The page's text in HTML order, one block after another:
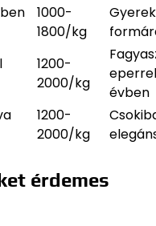
1000-
1800/kg
1200-
2000/kg
évben
1200-
2000/kg
érdemes